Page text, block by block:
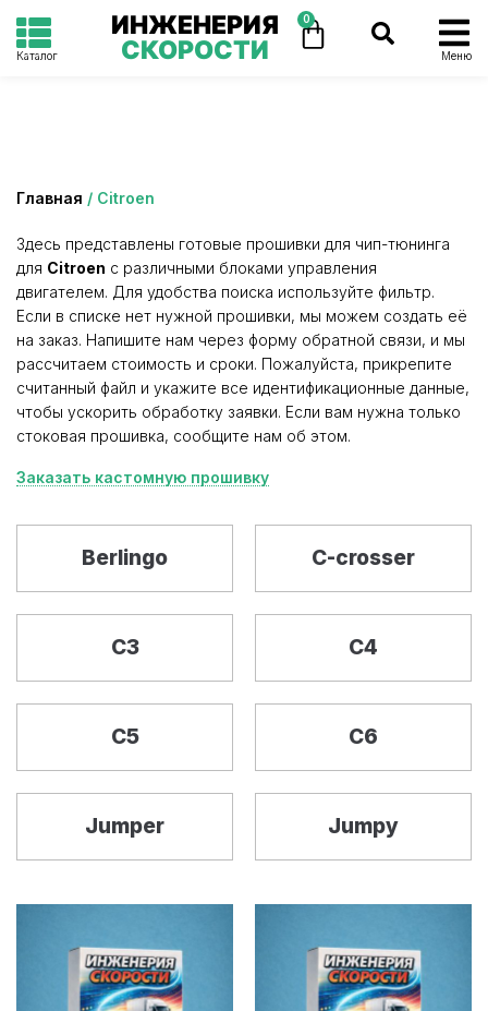
Каталог
ИНЖЕНЕРИЯ
СКОРОСТИ
0
Меню
Главная / Citroen
Здесь представлены готовые прошивки для чип-тюнинга
для Citroen с различными блоками управления
двигателем. Для удобства поиска используйте фильтр.
Если в списке нет нужной прошивки, мы можем создать её
на заказ. Напишите нам через форму обратной связи, и мы
рассчитаем стоимость и сроки. Пожалуйста, прикрепите
считанный файл и укажите все идентификационные данные,
чтобы ускорить обработку заявки. Если вам нужна только
стоковая прошивка, сообщите нам об этом.
Заказать кастомную прошивку
Berlingo C-crosser
C3 C4
C5 C6
Jumper Jumpy